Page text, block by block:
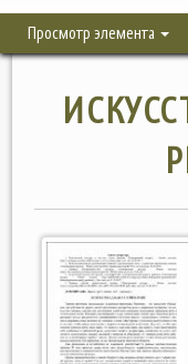
Просмотр элемента